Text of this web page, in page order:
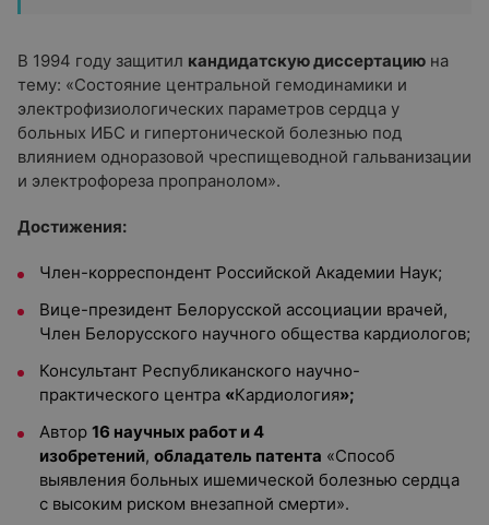
В 1994 году защитил кандидатскую диссертацию на
тему: «Состояние центральной гемодинамики и
электрофизиологических параметров сердца у
больных ИБС и гипертонической болезнью под
влиянием одноразовой чреспищеводной гальванизации
и электрофореза пропранолом».
Достижения:
Член-корреспондент Российской Академии Наук;
Вице-президент Белорусской ассоциации врачей,
Член Белорусского научного общества кардиологов;
Консультант Республиканского научно-
практического центра «Кардиология»;
Автор 16 научных работ и 4
изобретений, обладатель патента «Способ
выявления больных ишемической болезнью сердца
с высоким риском внезапной смерти».